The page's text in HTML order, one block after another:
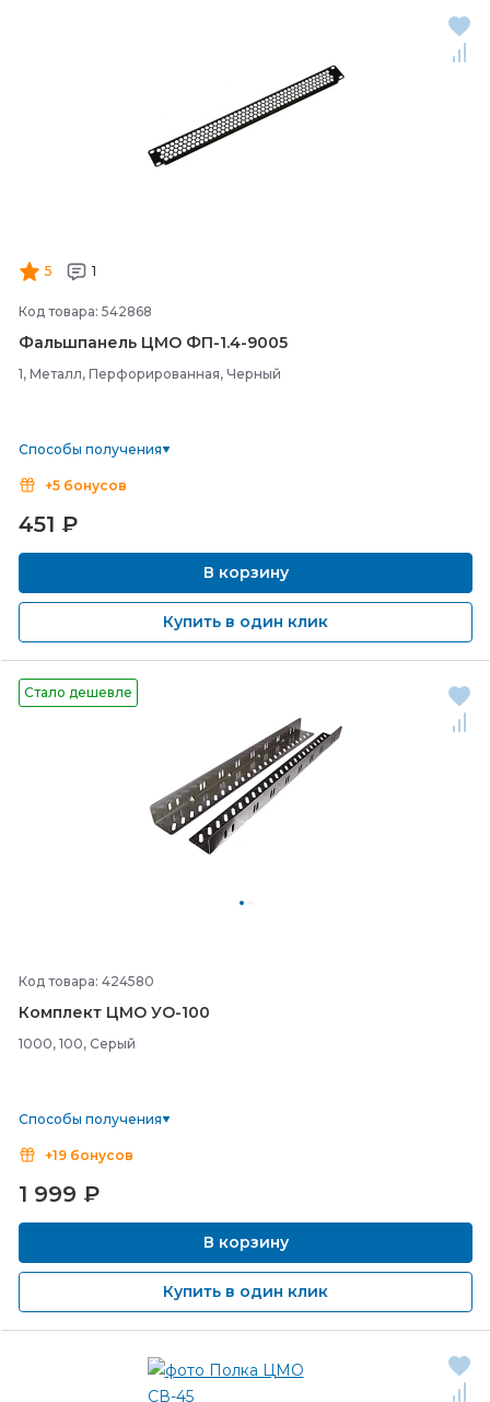
5 1
Код товара: 542868
Фальшпанель ЦМО ФП-1.4-9005
1, Металл, Перфорированная, Черный
Способы получения
+5 бонусов
451 ₽
В корзину
Купить в один клик
Стало дешевле
Код товара: 424580
Комплект ЦМО УО-100
1000, 100, Серый
Способы получения
+19 бонусов
1 999 ₽
В корзину
Купить в один клик